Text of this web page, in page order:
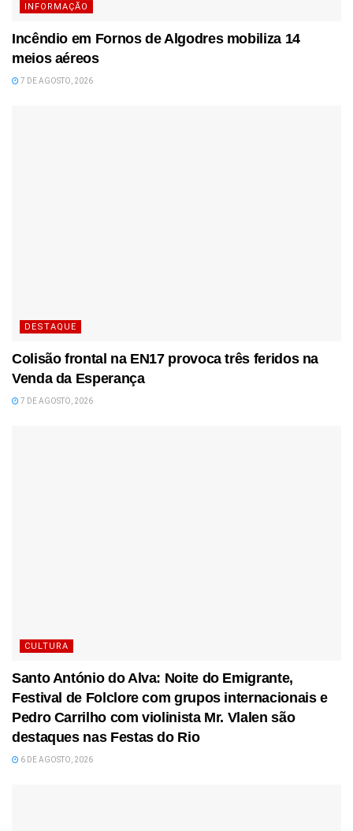
INFORMAÇÃO
Incêndio em Fornos de Algodres mobiliza 14
meios aéreos
7 DE AGOSTO, 2026
DESTAQUE
Colisão frontal na EN17 provoca três feridos na
Venda da Esperança
7 DE AGOSTO, 2026
CULTURA
Santo António do Alva: Noite do Emigrante,
Festival de Folclore com grupos internacionais e
Pedro Carrilho com violinista Mr. Vlalen são
destaques nas Festas do Rio
6 DE AGOSTO, 2026